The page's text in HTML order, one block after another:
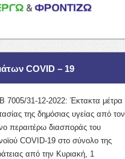
COVID – 19
7005/31-12-2022: Έκτακτα μέτρα
της δημόσιας υγείας από τον
περαιτέρω διασποράς του
COVID-19 στο σύνολο της
από την Κυριακή, 1